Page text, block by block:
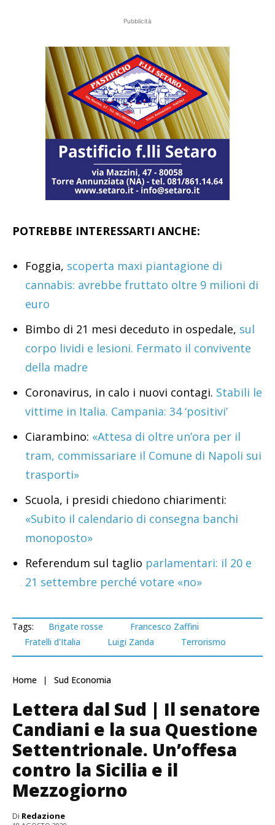
Pubblicità
POTREBBE INTERESSARTI ANCHE:
Foggia, scoperta maxi piantagione di
cannabis: avrebbe fruttato oltre 9 milioni di
euro
Bimbo di 21 mesi deceduto in ospedale, sul
corpo lividi e lesioni. Fermato il convivente
della madre
Coronavirus, in calo i nuovi contagi. Stabili le
vittime in Italia. Campania: 34 ‘positivi’
Ciarambino: «Attesa di oltre un’ora per il
tram, commissariare il Comune di Napoli sui
trasporti»
Scuola, i presidi chiedono chiarimenti:
«Subito il calendario di consegna banchi
monoposto»
Referendum sul taglio parlamentari: il 20 e
21 settembre perché votare «no»
Tags: Brigate rosse
Francesco Zaffini
Fratelli d'Italia
Luigi Zanda Terrorismo
Home Sud Economia
Lettera dal Sud | Il senatore
Candiani e la sua Questione
Settentrionale. Un’offesa
contro la Sicilia e il
Mezzogiorno
Di Redazione